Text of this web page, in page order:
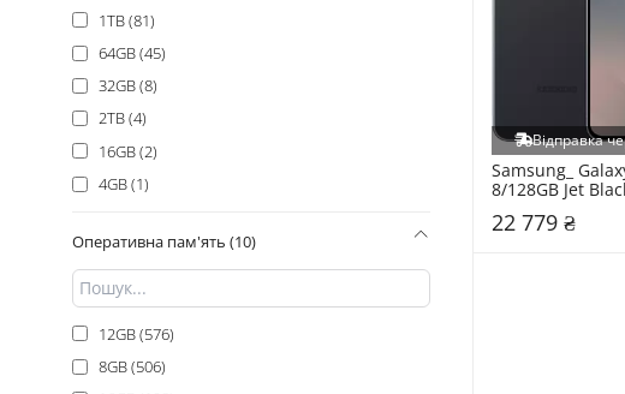
1TB (81)
64GB (45)
32GB (8)
2TB (4)
16GB (2)
4GB (1)
Оперативна пам'ять (10)
12GB (576)
8GB (506)
Відправка
Samsung_
8/128GB Jet
22 779 ₴